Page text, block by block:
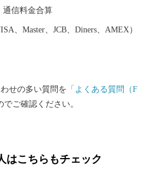
を示すめぐみ豊かな自然に包まれ
駒山の周囲には深い森が広がり、
かな高原には牧場が各所に開かれ
村荘園遺跡があるほか、平泉文化
通信料金合算
、Master、JCB、Diners、AMEX）
せの多い質問を 「よくある質問（F
ご確認ください。
はこちらもチェック